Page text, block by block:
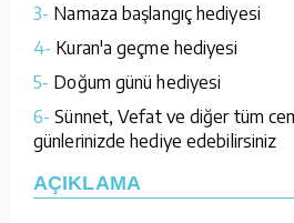
3- Namaza başlangıç hediyesi
4- Kuran'a geçme hediyesi
5- Doğum günü hediyesi
6- Sünnet, Vefat ve diğer tüm
günlerinizde hediye edebilirsiniz
AÇIKLAMA